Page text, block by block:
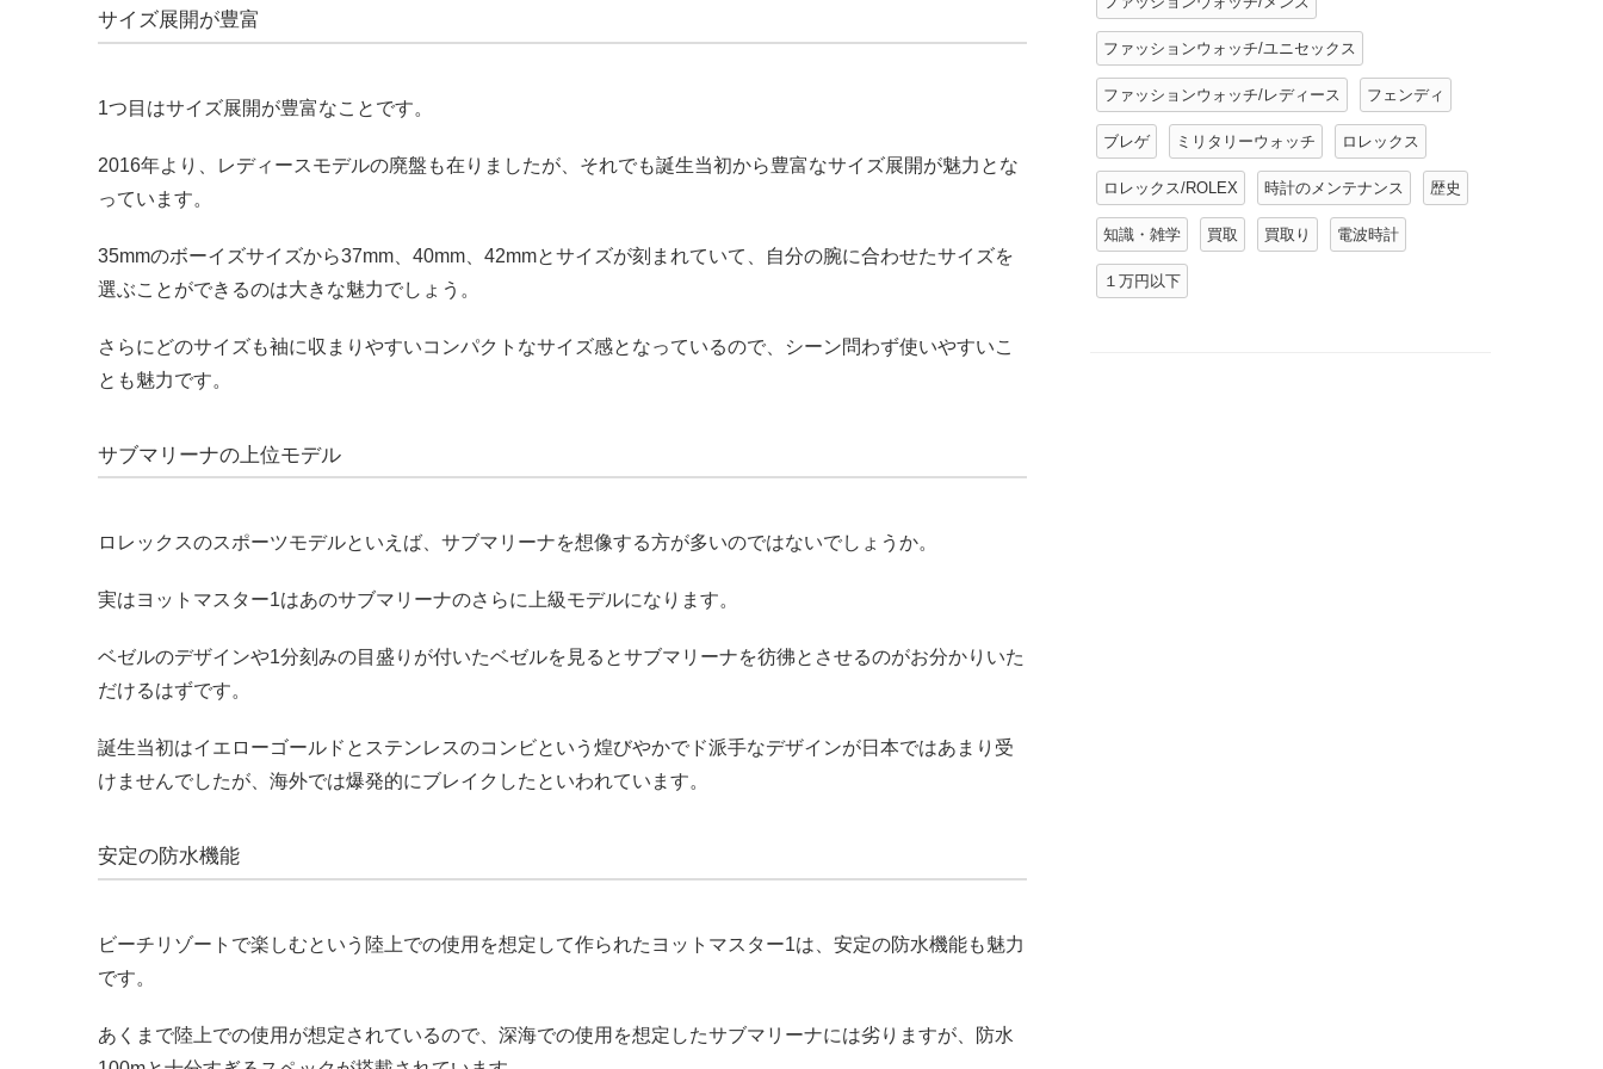
サイズ展開が豊富
1つ目はサイズ展開が豊富なことです。
2016年より、レディースモデルの廃盤も在りましたが、それでも誕生当初から豊富なサイズ展開が魅力とな
っています。
35mmのボーイズサイズから37mm、40mm、42mmとサイズが刻まれていて、自分の腕に合わせたサイズを
選ぶことができるのは大きな魅力でしょう。
さらにどのサイズも袖に収まりやすいコンパクトなサイズ感となっているので、シーン問わず使いやすいこ
とも魅力です。
サブマリーナの上位モデル
ロレックスのスポーツモデルといえば、サブマリーナを想像する方が多いのではないでしょうか。
実はヨットマスター1はあのサブマリーナのさらに上級モデルになります。
ベゼルのデザインや1分刻みの目盛りが付いたベゼルを見るとサブマリーナを彷彿とさせるのがお分かりいた
だけるはずです。
誕生当初はイエローゴールドとステンレスのコンビという煌びやかでド派手なデザインが日本ではあまり受
けませんでしたが、海外では爆発的にブレイクしたといわれています。
安定の防水機能
ビーチリゾートで楽しむという陸上での使用を想定して作られたヨットマスター1は、安定の防水機能も魅力
です。
あくまで陸上での使用が想定されているので、深海での使用を想定したサブマリーナには劣りますが、防水
ファッションウォッチ/ユニセックス
ファッションウォッチ/レディース フェンディ
ブレゲ ミリタリーウォッチ ロレックス
ロレックス/ROLEX 時計のメンテナンス 歴史
知識・雑学 買取 買取り 電波時計
１万円以下